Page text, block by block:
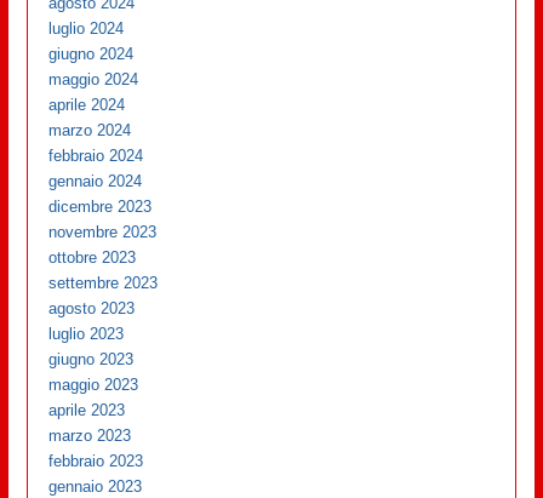
luglio 2024
giugno 2024
maggio 2024
aprile 2024
marzo 2024
febbraio 2024
gennaio 2024
dicembre 2023
novembre 2023
ottobre 2023
settembre 2023
agosto 2023
luglio 2023
giugno 2023
maggio 2023
aprile 2023
marzo 2023
febbraio 2023
gennaio 2023